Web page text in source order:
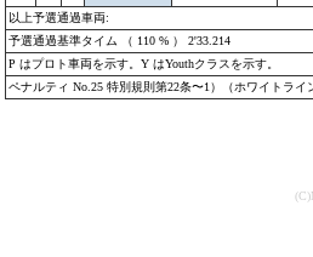
以上予選通過車両:
予選通過基準タイム （ 110 % ） 2'33.214
P はプロト車両を示す。Y はYouthクラスを示す。
ペナルティ No.25 特別規則第22条〜1）（ホワイトラ